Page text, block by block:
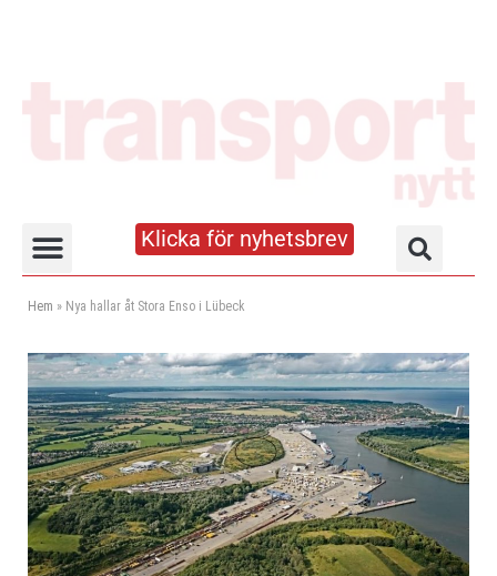
Klicka för nyhetsbrev
Hem » Nya hallar åt Stora Enso i Lübeck